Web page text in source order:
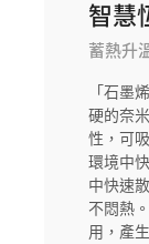
智慧
蓄熱升
「石墨
硬的奈
性，可
環境中
中快速
不悶熱
用，產